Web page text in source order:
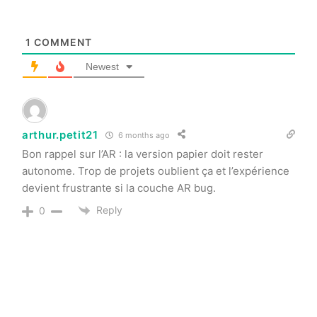
1 COMMENT
Newest
arthur.petit21 6 months ago
Bon rappel sur l’AR : la version papier doit rester
autonome. Trop de projets oublient ça et l’expérience
devient frustrante si la couche AR bug.
0 Reply